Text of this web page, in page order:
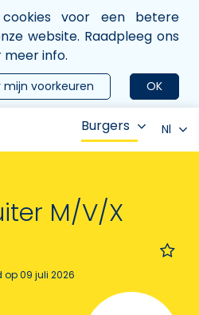
voor een betere
website. Raadpleeg ons
meer info.
OK
mijn voorkeuren
Burgers Nl
M/V/X
op 09 juli 2026